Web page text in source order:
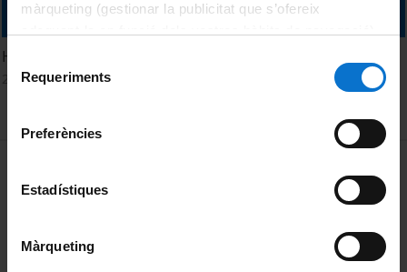
màrqueting (gestionar la publicitat que s’ofereix
consultar laPolítica de galetes del lloc web de la
Selecció
Requeriments
Preferències
Estadístiques
Màrqueting
Homenatge al cirurgià Josep Trueta (1897-1977)
21 Diciembre, 2015
Política de Cookies
Privacidad y términos